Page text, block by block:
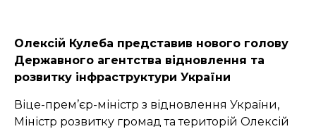
Олексій Кулеба представив нового голову
Державного агентства відновлення та
розвитку інфраструктури України
Віце-прем’єр-міністр з відновлення України,
Міністр розвитку громад та територій Олексій